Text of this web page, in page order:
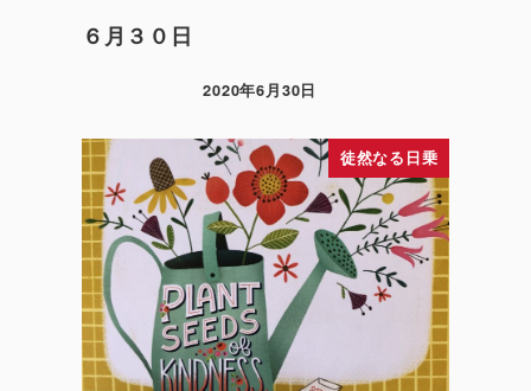
６月３０日
2020年6月30日
徒然なる日乗